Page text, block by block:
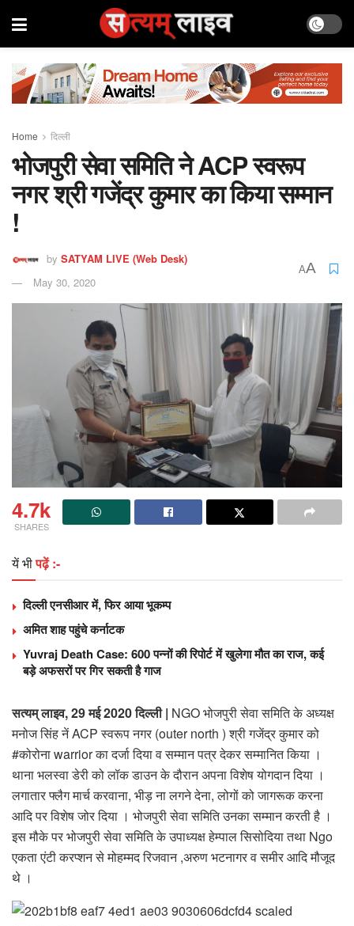
Home दिल्ली
भोजपुरी सेवा समिति ने ACP स्वरूप
नगर श्री गजेंद्र कुमार का किया सम्मान
!
by SATYAM LIVE (Web Desk)
May 30, 2020
AA
4.7k
SHARES
यें भीपढ़ें :-
दिल्‍ली एनसीआर में, फिर आया भूकम्‍प
अमित शाह पहुंचे कर्नाटक
Yuvraj Death Case: 600 पन्नों की रिपोर्ट में खुलेगा मौत का राज, कई
बड़े अफसरों पर गिर सकती है गाज
सत्‍यम् लाइव, 29 मई 2020 दिल्‍ली | NGO भोजपुरी सेवा समिति के अध्यक्ष
मनोज सिंह नें ACP स्वरूप नगर (outer north ) श्री गजेंद्र कुमार को
#कोरोना warrior का दर्जा दिया व सम्मान पत्र देकर सम्मानित किया ।
थाना भलस्वा डेरी को लॉक डाउन के दौरान अपना विशेष योगदान दिया ।
लगातार फ्लैग मार्च करवाना, भीड़ ना लगने देना, लोगों को जागरूक करना
आदि पर विशेष जोर दिया । भोजपुरी सेवा समिति उनका सम्मान करती है ।
इस मौके पर भोजपुरी सेवा समिति के उपाध्यक्ष हेम्पाल सिसोदिया तथा Ngo
एकता एंटी करप्शन से मोहम्मद रिजवान ,अरुण भटनागर व समीर आदि मौजूद
थे ।